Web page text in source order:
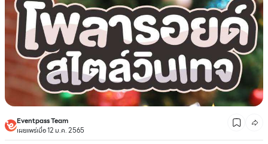
Eventpass Team
เผยแพร่เมื่อ 12 ม.ค. 2565